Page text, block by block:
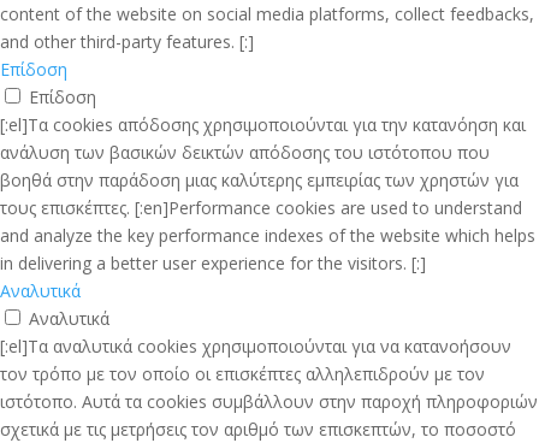
content of the website on social media platforms, collect feedbacks,
and other third-party features. [:]
Επίδοση
Επίδοση
[:el]Τα cookies απόδοσης χρησιμοποιούνται για την κατανόηση και
ανάλυση των βασικών δεικτών απόδοσης του ιστότοπου που
βοηθά στην παράδοση μιας καλύτερης εμπειρίας των χρηστών για
τους επισκέπτες. [:en]Performance cookies are used to understand
and analyze the key performance indexes of the website which helps
in delivering a better user experience for the visitors. [:]
Αναλυτικά
Αναλυτικά
[:el]Τα αναλυτικά cookies χρησιμοποιούνται για να κατανοήσουν
τον τρόπο με τον οποίο οι επισκέπτες αλληλεπιδρούν με τον
ιστότοπο. Αυτά τα cookies συμβάλλουν στην παροχή πληροφοριών
σχετικά με τις μετρήσεις τον αριθμό των επισκεπτών, το ποσοστό